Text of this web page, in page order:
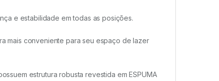
e estabilidade em todas as posições.
mais conveniente para seu espaço de lazer
estrutura robusta revestida em ESPUMA